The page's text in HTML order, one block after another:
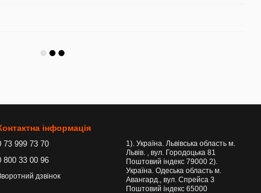
інформація
73 999 73 70
800 33 00 96
дзвінок
1). Україна. Львівська область м.
Львів. , вул. Городоцька 81
Поштовий індекс 79000 2).
Україна. Одеська область м.
Авангард., вул. Спрейса 3
Поштовий індекс 65000